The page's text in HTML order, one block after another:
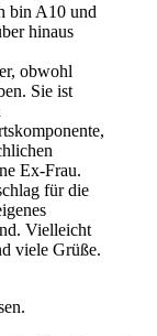
bin A10 und
hinaus
obwohl
Sie ist
Ex-Frau.
für die
Vielleicht
viele Grüße.